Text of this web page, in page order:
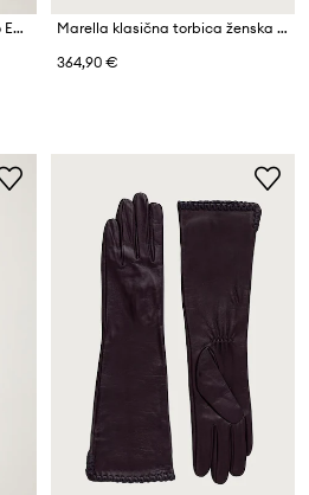
Marella plašč ženski z viskozo Emme by Marella
Marella klasična torbica ženska usnjena MLAWEST
364,90 €